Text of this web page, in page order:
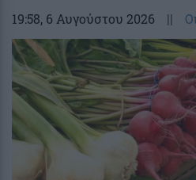
19:58, 6 Αυγούστου 2026 ||